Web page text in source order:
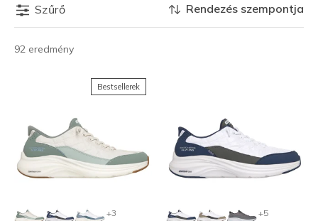
Szűrő
92 eredmény
Rendezés szempontja
Bestsellerek
+3 +5